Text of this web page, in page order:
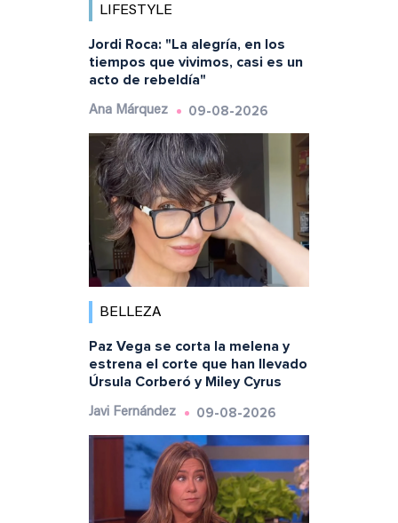
LIFESTYLE
Jordi Roca: "La alegría, en los
tiempos que vivimos, casi es un
acto de rebeldía"
Ana Márquez 09-08-2026
BELLEZA
Paz Vega se corta la melena y
estrena el corte que han llevado
Úrsula Corberó y Miley Cyrus
Javi Fernández 09-08-2026